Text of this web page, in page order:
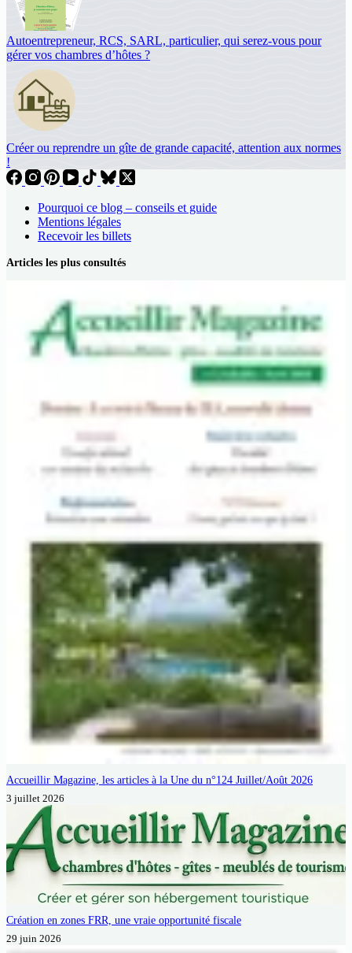
Autoentrepreneur, RCS, SARL, particulier, qui serez-vous pour
gérer vos chambres d’hôtes ?
Créer ou reprendre un gîte de grande capacité, attention aux normes
!
Pourquoi ce blog – conseils et guide
Mentions légales
Recevoir les billets
Articles les plus consultés
Accueillir Magazine, les articles à la Une du n°124 Juillet/Août 2026
3 juillet 2026
Création en zones FRR, une vraie opportunité fiscale
29 juin 2026